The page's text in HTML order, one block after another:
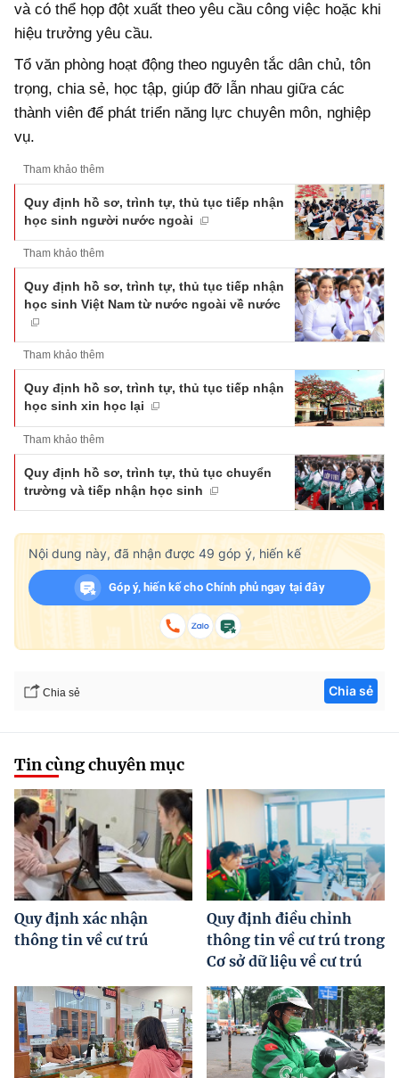
và có thể họp đột xuất theo yêu cầu công việc hoặc khi
hiệu trưởng yêu cầu.
Tổ văn phòng hoạt động theo nguyên tắc dân chủ, tôn
trọng, chia sẻ, học tập, giúp đỡ lẫn nhau giữa các
thành viên để phát triển năng lực chuyên môn, nghiệp
vụ.
Tham khảo thêm
Quy định hồ sơ, trình tự, thủ tục tiếp nhận
học sinh người nước ngoài
Tham khảo thêm
Quy định hồ sơ, trình tự, thủ tục tiếp nhận
học sinh Việt Nam từ nước ngoài về nước
Tham khảo thêm
Quy định hồ sơ, trình tự, thủ tục tiếp nhận
học sinh xin học lại
Tham khảo thêm
Quy định hồ sơ, trình tự, thủ tục chuyển
trường và tiếp nhận học sinh
Nội dung này, đã nhận được 49 góp ý, hiến kế
Góp ý, hiến kế cho Chính phủ ngay tại đây
Chia sẻ Chia sẻ
Tin cùng chuyên mục
Quy định xác nhận
thông tin về cư trú
Quy định điều chỉnh
thông tin về cư trú trong
Cơ sở dữ liệu về cư trú